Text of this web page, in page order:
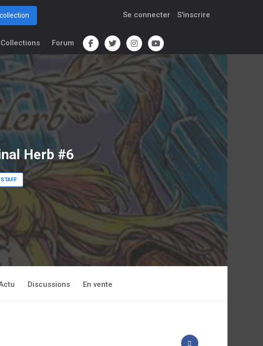
Se connecter S'inscrire
Forum
Herb #6
STAFF
Discussions En vente